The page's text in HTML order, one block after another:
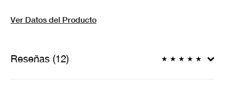
Ver Datos del Producto
Reseñas (12) ★ ★ ★ ★ ★